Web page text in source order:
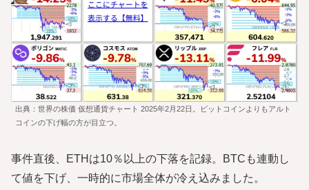
出典：世界の株価 仮想通貨チャート 2025年2月22日。ビットコインよりもアルト
コインの下げ幅の方が目立つ。
事件直後、ETHは10％以上の下落を記録。BTCも連動し
て値を下げ、一時的に市場全体が冷え込みました。